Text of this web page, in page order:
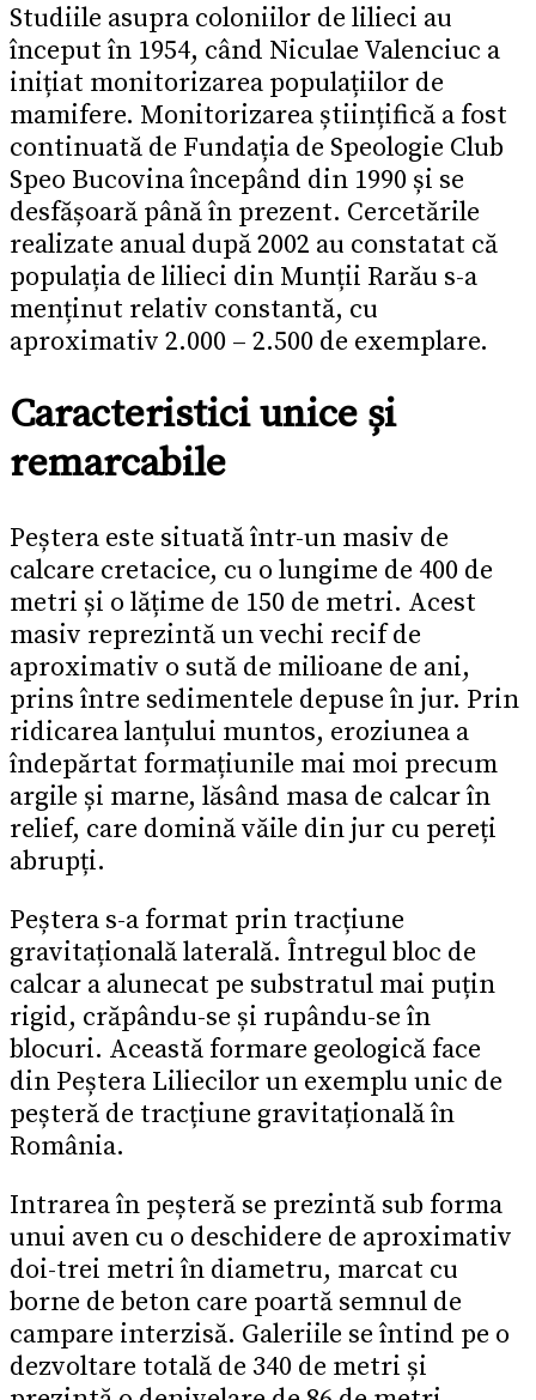
Studiile asupra coloniilor de lilieci au
început în 1954, când Niculae Valenciuc a
inițiat monitorizarea populațiilor de
mamifere. Monitorizarea științifică a fost
continuată de Fundația de Speologie Club
Speo Bucovina începând din 1990 și se
desfășoară până în prezent. Cercetările
realizate anual după 2002 au constatat că
populația de lilieci din Munții Rarău s-a
menținut relativ constantă, cu
aproximativ 2.000 – 2.500 de exemplare.
Caracteristici unice și
remarcabile
Peștera este situată într-un masiv de
calcare cretacice, cu o lungime de 400 de
metri și o lățime de 150 de metri. Acest
masiv reprezintă un vechi recif de
aproximativ o sută de milioane de ani,
prins între sedimentele depuse în jur. Prin
ridicarea lanțului muntos, eroziunea a
îndepărtat formațiunile mai moi precum
argile și marne, lăsând masa de calcar în
relief, care domină văile din jur cu pereți
abrupți.
Peștera s-a format prin tracțiune
gravitațională laterală. Întregul bloc de
calcar a alunecat pe substratul mai puțin
rigid, crăpându-se și rupându-se în
blocuri. Această formare geologică face
din Peștera Liliecilor un exemplu unic de
peșteră de tracțiune gravitațională în
România.
Intrarea în peșteră se prezintă sub forma
unui aven cu o deschidere de aproximativ
doi-trei metri în diametru, marcat cu
borne de beton care poartă semnul de
campare interzisă. Galeriile se întind pe o
dezvoltare totală de 340 de metri și